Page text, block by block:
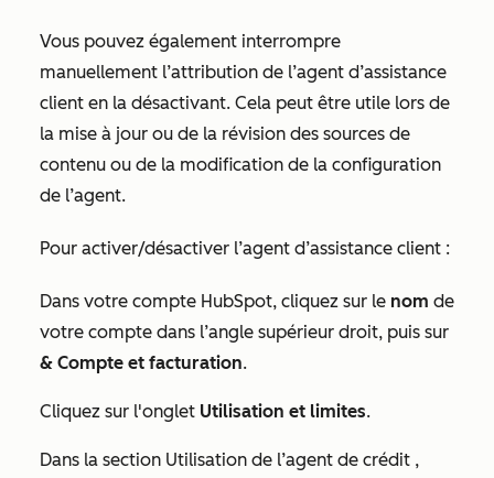
Vous pouvez également interrompre
manuellement l’attribution de l’agent d’assistance
client en la désactivant. Cela peut être utile lors de
la mise à jour ou de la révision des sources de
contenu ou de la modification de la configuration
de l’agent.
Pour activer/désactiver l’agent d’assistance client :
Dans votre compte HubSpot, cliquez sur le nom de
votre compte dans l’angle supérieur droit, puis sur
& Compte et facturation.
Cliquez sur l'onglet Utilisation et limites.
Dans la section Utilisation de l’agent de crédit ,